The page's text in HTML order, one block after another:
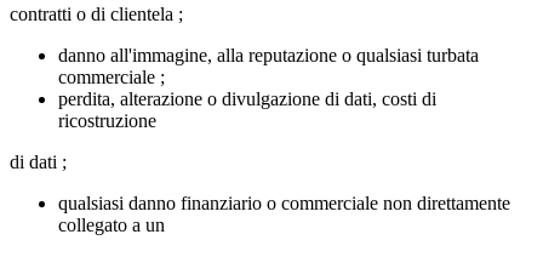
contratti o di clientela ;
danno all'immagine, alla reputazione o qualsiasi turbata
commerciale ;
perdita, alterazione o divulgazione di dati, costi di
ricostruzione
di dati ;
qualsiasi danno finanziario o commerciale non direttamente
collegato a un